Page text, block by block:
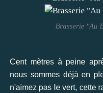
Brasserie "Au
Cent mètres à peine
nous sommes déjà en
n'aimez pas le vert, cette